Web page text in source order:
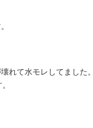
れて水モレしてました。